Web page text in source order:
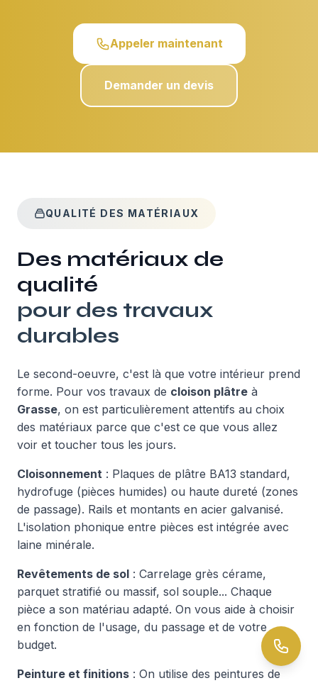
Appeler maintenant
Demander un devis
QUALITÉ DES MATÉRIAUX
Des matériaux de
qualité
pour des travaux
durables
Le second-oeuvre, c'est là que votre intérieur prend
forme. Pour vos travaux de cloison plâtre à
Grasse, on est particulièrement attentifs au choix
des matériaux parce que c'est ce que vous allez
voir et toucher tous les jours.
Cloisonnement : Plaques de plâtre BA13 standard,
hydrofuge (pièces humides) ou haute dureté (zones
de passage). Rails et montants en acier galvanisé.
L'isolation phonique entre pièces est intégrée avec
laine minérale.
Revêtements de sol : Carrelage grès cérame,
parquet stratifié ou massif, sol souple... Chaque
pièce a son matériau adapté. On vous aide à choisir
en fonction de l'usage, du passage et de votre
budget.
Peinture et finitions : On utilise des peintures de